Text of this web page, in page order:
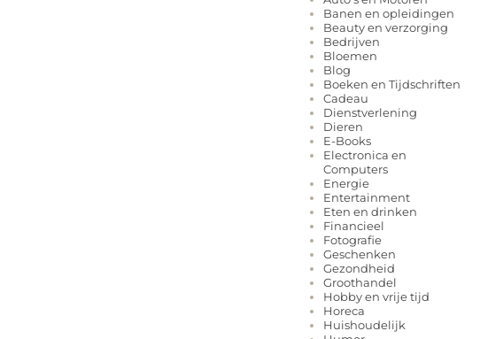
Banen en opleidingen
Beauty en verzorging
Bedrijven
Bloemen
Blog
Boeken en Tijdschriften
Cadeau
Dienstverlening
Dieren
E-Books
Electronica en
Computers
Energie
Entertainment
Eten en drinken
Financieel
Fotografie
Geschenken
Gezondheid
Groothandel
Hobby en vrije tijd
Horeca
Huishoudelijk